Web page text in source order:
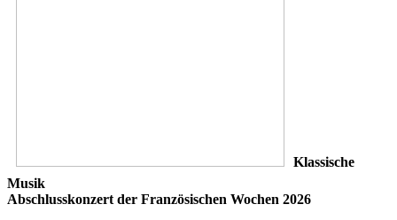
Klassische
Musik
Abschlusskonzert der Französischen Wochen 2026